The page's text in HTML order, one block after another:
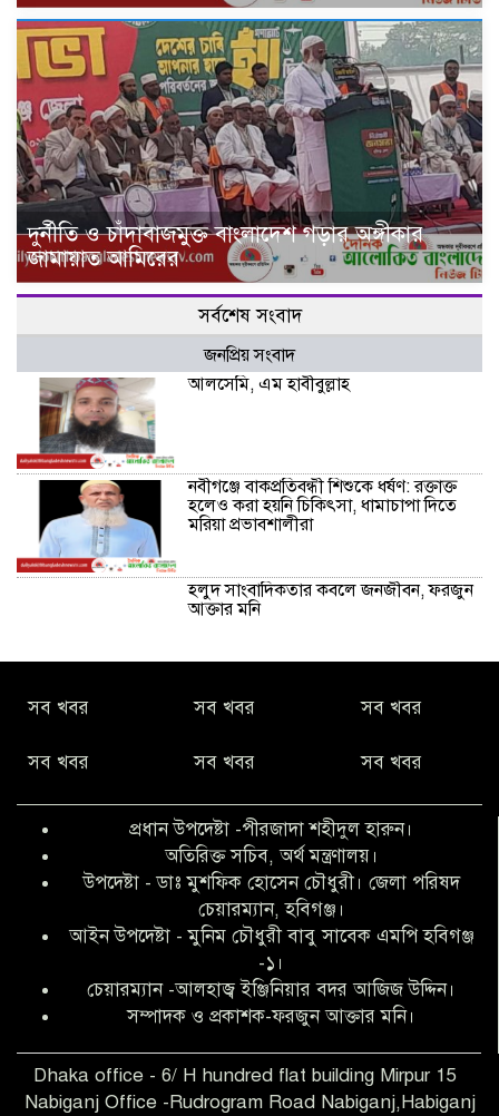
দুর্নীতি ও চাঁদাবাজমুক্ত বাংলাদেশ গড়ার অঙ্গীকার
জামায়াত আমিরের
সর্বশেষ সংবাদ
জনপ্রিয় সংবাদ
আলসেমি, এম হাবীবুল্লাহ
নবীগঞ্জে বাকপ্রতিবন্ধী শিশুকে ধর্ষণ: রক্তাক্ত
হলেও করা হয়নি চিকিৎসা, ধামাচাপা দিতে
মরিয়া প্রভাবশালীরা
হলুদ সাংবাদিকতার কবলে জনজীবন, ফরজুন
আক্তার মনি
কিবরিয়া
বৃত্তি পরীক্ষার সুযোগ করে দিলেন প্রধান শিক্ষক
ফারুক মাস্টার
আব্দুল হক তালুকদার ফাউন্ডেশন মানবতার
শিকড় ছুঁই ছুঁই,ফরজুন আক্তার মনি
সিলেট রেঞ্জের শ্রেষ্ঠ ওসি নির্বাচিত হলেন
নবীগঞ্জ থানার ওসি মোনায়েম
‎নবীগঞ্জে এক সাজাপ্রাপ্ত পলাতক আসামি
সব খবর সব খবর সব খবর
সব খবর সব খবর সব খবর
প্রধান উপদেষ্টা -পীরজাদা শহীদুল হারুন।
অতিরিক্ত সচিব, অর্থ মন্ত্রণালয়।
উপদেষ্টা - ডাঃ মুশফিক হোসেন চৌধুরী। জেলা পরিষদ
চেয়ারম্যান, হবিগঞ্জ।
আইন উপদেষ্টা - মুনিম চৌধুরী বাবু সাবেক এমপি হবিগঞ্জ
-১।
চেয়ারম্যান -আলহাজ্ব ইঞ্জিনিয়ার বদর আজিজ উদ্দিন।
সম্পাদক ও প্রকাশক-ফরজুন আক্তার মনি।
Dhaka office - 6/ H hundred flat building Mirpur 15
Nabiganj Office -Rudrogram Road Nabiganj,Habiganj